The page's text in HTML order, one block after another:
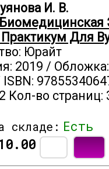
И. В.
Биомедицинская
Для
Юрайт
2019 /
Кол-во страниц:
складе: Есть